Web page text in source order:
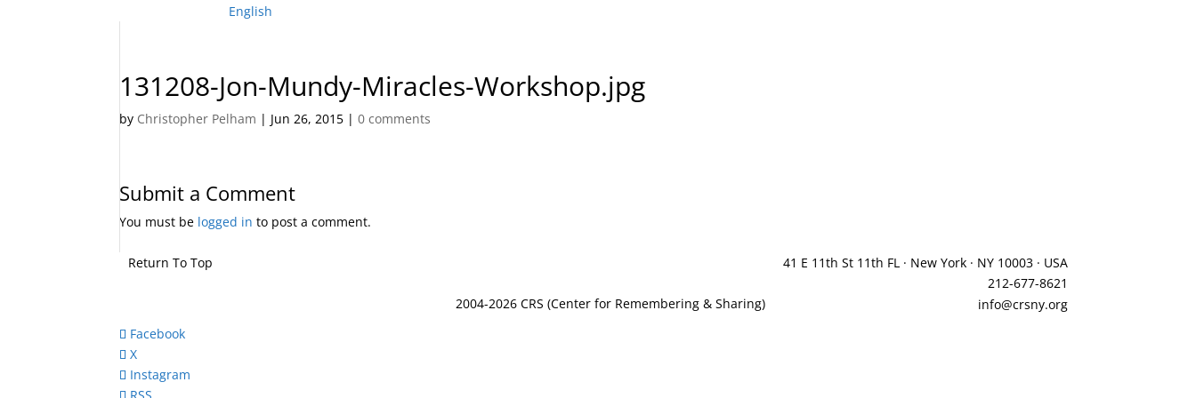
English
131208-Jon-Mundy-Miracles-Workshop.jpg
by Christopher Pelham | Jun 26, 2015 |0 comments
Submit a Comment
You must be logged in to post a comment.
Return To Top
2004-2026 CRS (Center for Remembering & Sharing)
41 E 11th St 11th FL · New York · NY 10003 · USA
212-677-8621
info@crsny.org
Facebook
X
Instagram